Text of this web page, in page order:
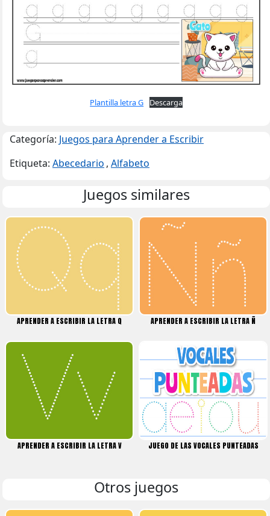
Plantilla letra G Descarga
Categoría: Juegos para Aprender a Escribir
Etiqueta: Abecedario , Alfabeto
Juegos similares
APRENDER A ESCRIBIR LA LETRA Q APRENDER A ESCRIBIR LA LETRA Ñ
APRENDER A ESCRIBIR LA LETRA V JUEGO DE LAS VOCALES PUNTEADAS
Otros juegos